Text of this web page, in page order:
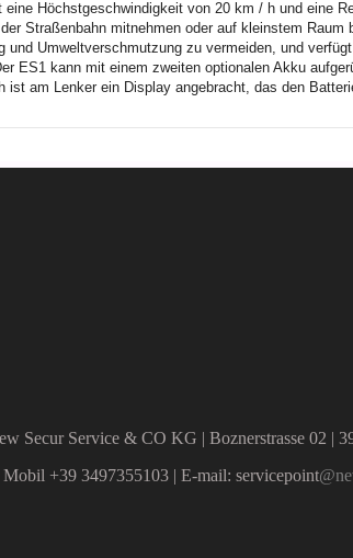
Höchstgeschwindigkeit von 20 km / h und eine
Straßenbahn mitnehmen oder auf kleinstem Raum
Umweltverschmutzung zu vermeiden, und
ES1 kann mit einem zweiten optionalen Akku
am Lenker ein Display angebracht, das den
Secur Service & CO KG | Boznerstrasse 02 |
+39 3497355103 | E-mail: servicepoint